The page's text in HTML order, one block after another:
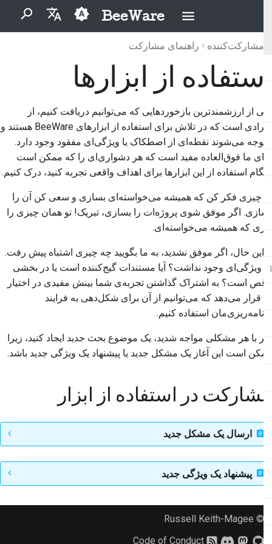
BeeWare
العَرَبِيَّة
Dansk
Deutsch
Español
Français
日本語
한국어
Português
தமிழ்
Tiếng Việt
中文(简体)
中文(繁體)
برای شروع جستجو تایپ کنید
تاریخ و فلسفه
داستان‌های موفقیت
تماس
دستورالعمل‌های برندینگ
آیین‌نامهٔ رفتار جامعهٔ بی‌وِیر
قابل اجاره
مشارکت در استفاده از ابزار 2026
2025
2024
2023
2022
2021
2019
2018
2016
2015
2014
Buzz
Events
Resources
مشارکت‌کننده راهنمای مشارکت
استفاده از ابزارها
یکی از ارزشمندترین بازخوردهایی که می‌توانیم دریافت کنیم، از
افرادی است که در تلاش برای استفاده از ابزارهای BeeWare هستند و
متوجه می‌شوند نقطه‌ای از اصطکاک یا ویژگی‌ای مفقود وجود دارد.
برای ما فوق‌العاده مفید است که هر دشواری‌ای را که ممکن است
هنگام استفاده از این ابزارها برای اهداف واقعی تجربه کنید، درک کنیم.
به چیزی فکر کن که همیشه می‌خواسته‌ای بسازی و سعی کن آن را
بسازی. اگر موفق شوی پروژه‌ات را بسازی، تبریک! تو همان چیزی را
داری که همیشه می‌خواسته‌ای.
با این حال، اگر موفق نشدید، به ما بگویید چه چیزی اشتباه پیش رفت.
آیا ویژگی‌ای وجود نداشت؟ آیا مستندات گیج‌کننده است یا در بخشی
ناقص است؟ به اشتراک گذاشتن تجربه‌ی شما بینش مفیدی در اختیار
ما قرار می‌دهد که می‌توانیم از آن برای شکل‌دهی به فرایند
برنامه‌ریزی‌مان استفاده کنیم.
اگر با هر مشکلی مواجه شدید، یک موضوع بحث جدید ایجاد کنید، زیرا
ممکن است این آغاز یک مشکل جدید یا پیشنهاد یک ویژگی جدید باشد.
مشارکت در استفاده از ابزار
ارسال یک مشکل جدید
پیشنهاد یک ویژگی جدید
© Russell Keith-Magee
Code of Conduct